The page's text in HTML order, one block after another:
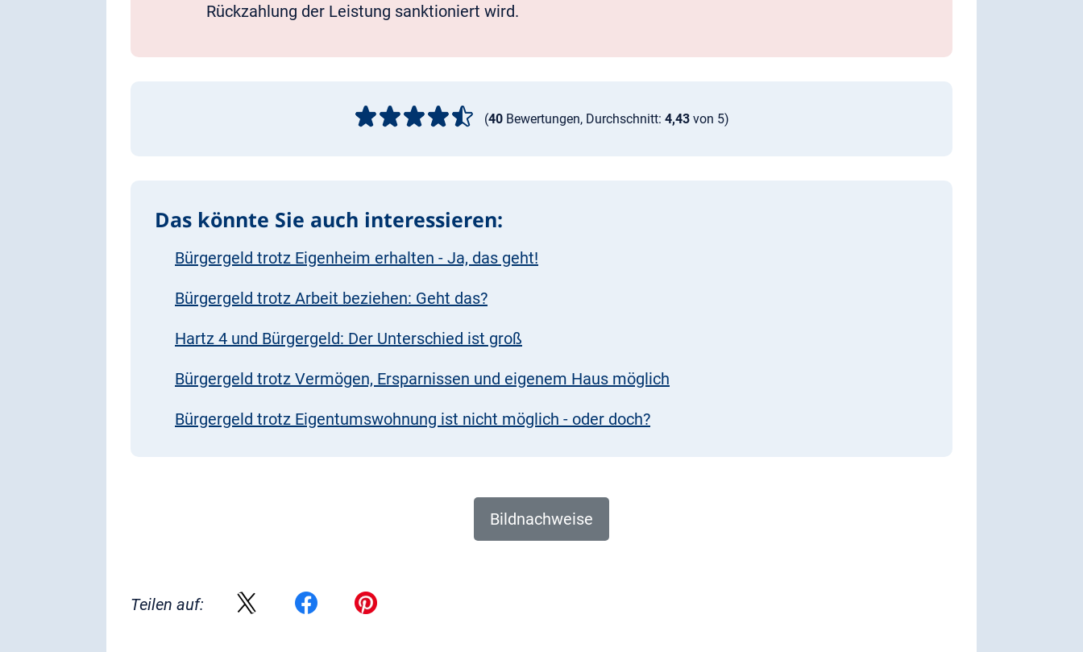
Rückzahlung der Leistung sanktioniert wird.
(40 Bewertungen, Durchschnitt: 4,43 von 5)
Das könnte Sie auch interessieren:
Bürgergeld trotz Eigenheim erhalten - Ja, das geht!
Bürgergeld trotz Arbeit beziehen: Geht das?
Hartz 4 und Bürgergeld: Der Unterschied ist groß
Bürgergeld trotz Vermögen, Ersparnissen und eigenem Haus möglich
Bürgergeld trotz Eigentumswohnung ist nicht möglich - oder doch?
Bildnachweise
Teilen auf: